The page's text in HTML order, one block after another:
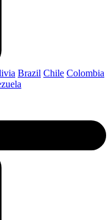
Brazil Chile Colombia